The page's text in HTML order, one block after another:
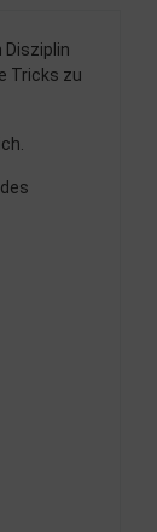
Disziplin
Tricks zu